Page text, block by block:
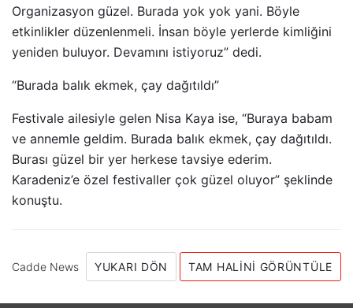
Organizasyon güzel. Burada yok yok yani. Böyle
etkinlikler düzenlenmeli. İnsan böyle yerlerde kimliğini
yeniden buluyor. Devamını istiyoruz” dedi.
“Burada balık ekmek, çay dağıtıldı”
Festivale ailesiyle gelen Nisa Kaya ise, “Buraya babam
ve annemle geldim. Burada balık ekmek, çay dağıtıldı.
Burası güzel bir yer herkese tavsiye ederim.
Karadeniz’e özel festivaller çok güzel oluyor” şeklinde
konuştu.
Cadde News YUKARI DÖN TAM HALINI GÖRÜNTÜLE